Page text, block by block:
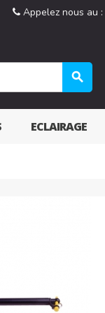
Appelez nous au :
search
ECLAIRAGE